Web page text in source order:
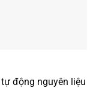
động nguyên liệu